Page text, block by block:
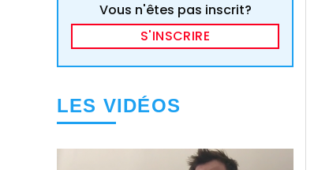
Vous n'êtes pas inscrit?
S'INSCRIRE
LES VIDÉOS